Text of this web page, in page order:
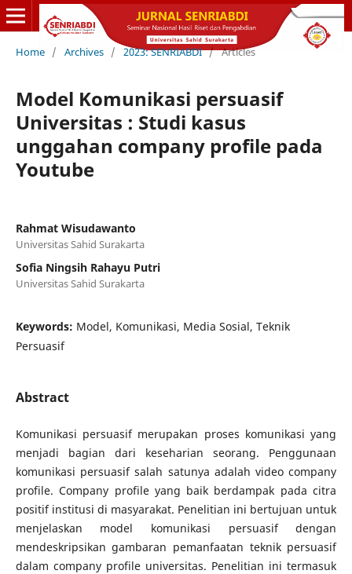
Home / Archives / 2023: SENRIABDI / Articles
Model Komunikasi persuasif
Universitas : Studi kasus
unggahan company profile pada
Youtube
Rahmat Wisudawanto
Universitas Sahid Surakarta
Sofia Ningsih Rahayu Putri
Universitas Sahid Surakarta
Keywords: Model, Komunikasi, Media Sosial, Teknik
Persuasif
Abstract
Komunikasi persuasif merupakan proses komunikasi yang
menjadi bagian dari keseharian seorang. Penggunaan
komunikasi persuasif salah satunya adalah video company
profile. Company profile yang baik berdampak pada citra
positif institusi di masyarakat. Penelitian ini bertujuan untuk
menjelaskan model komunikasi persuasif dengan
mendeskripsikan gambaran pemanfaatan teknik persuasif
dalam company profile universitas. Penelitian ini termasuk